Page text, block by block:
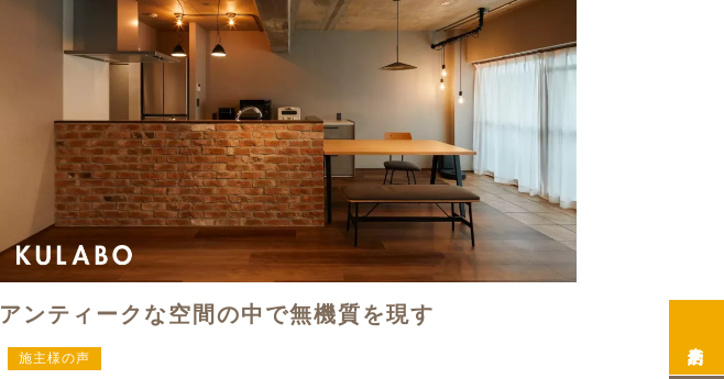
アンティークな空間の中で無機質を現す
施主様の声